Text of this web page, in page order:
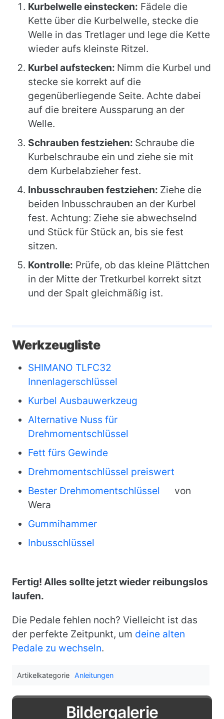
Kurbelwelle einstecken: Fädele die
Kette über die Kurbelwelle, stecke die
Welle in das Tretlager und lege die Kette
wieder aufs kleinste Ritzel.
Kurbel aufstecken: Nimm die Kurbel und
stecke sie korrekt auf die
gegenüberliegende Seite. Achte dabei
auf die breitere Aussparung an der
Welle.
Schrauben festziehen: Schraube die
Kurbelschraube ein und ziehe sie mit
dem Kurbelabzieher fest.
Inbusschrauben festziehen: Ziehe die
beiden Inbusschrauben an der Kurbel
fest. Achtung: Ziehe sie abwechselnd
und Stück für Stück an, bis sie fest
sitzen.
Kontrolle: Prüfe, ob das kleine Plättchen
in der Mitte der Tretkurbel korrekt sitzt
und der Spalt gleichmäßig ist.
Werkzeugliste
SHIMANO TLFC32
Innenlagerschlüssel
Kurbel Ausbauwerkzeug
Alternative Nuss für
Drehmomentschlüssel
Fett fürs Gewinde
Drehmomentschlüssel preiswert
Bester Drehmomentschlüssel
von
Wera
Gummihammer
Inbusschlüssel
Fertig! Alles sollte jetzt wieder reibungslos
laufen.
Die Pedale fehlen noch? Vielleicht ist das
der perfekte Zeitpunkt, um deine alten
Pedale zu wechseln.
Artikelkategorie Anleitungen
Bildergalerie